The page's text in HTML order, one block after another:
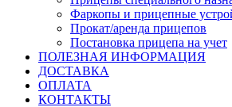
Фаркопы и прицепные
Прокат/аренда прицепов
Постановка прицепа на учет
ПОЛЕЗНАЯ ИНФОРМАЦИЯ
ДОСТАВКА
ОПЛАТА
КОНТАКТЫ